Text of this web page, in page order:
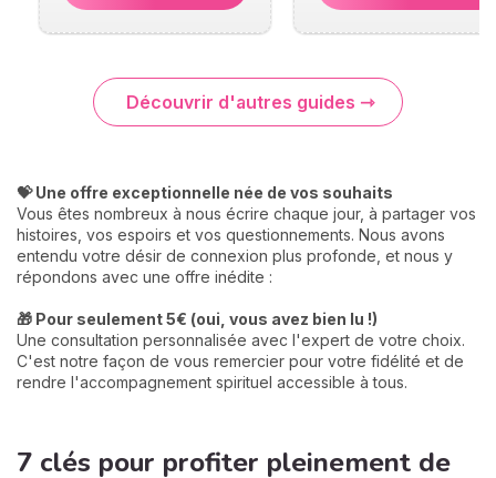
Découvrir d'autres guides
💝 Une offre exceptionnelle née de vos souhaits
Vous êtes nombreux à nous écrire chaque jour, à partager vos
histoires, vos espoirs et vos questionnements. Nous avons
entendu votre désir de connexion plus profonde, et nous y
répondons avec une offre inédite :
🎁 Pour seulement 5€ (oui, vous avez bien lu !)
Une consultation personnalisée avec l'expert de votre choix.
C'est notre façon de vous remercier pour votre fidélité et de
rendre l'accompagnement spirituel accessible à tous.
7 clés pour profiter pleinement de